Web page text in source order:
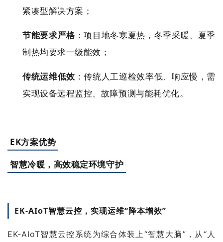
紧凑型解决方案；
节能要求严格 ：项目地冬寒夏热，冬季采暖、夏季
制热均要求一级能效；
传统运维低效 ：传统人工巡检效率低、响应慢，需
实现设备远程监控、故障预测与能耗优化。
EK方案优势
智慧冷暖，高效稳定环境守护
EK-AIoT智慧云控，实现运维“降本增效”
EK-AIoT智慧云控系统为综合体装上“智慧大脑”，从“人